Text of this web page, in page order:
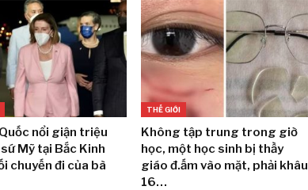
nổi giận triệu
Mỹ tại Bắc Kinh
chuyến đi của bà
THẾ GIỚI
Không tập trung trong giờ
học, một học sinh bị thầy
giáo đ.ấm vào mặt, phải khâu
16…